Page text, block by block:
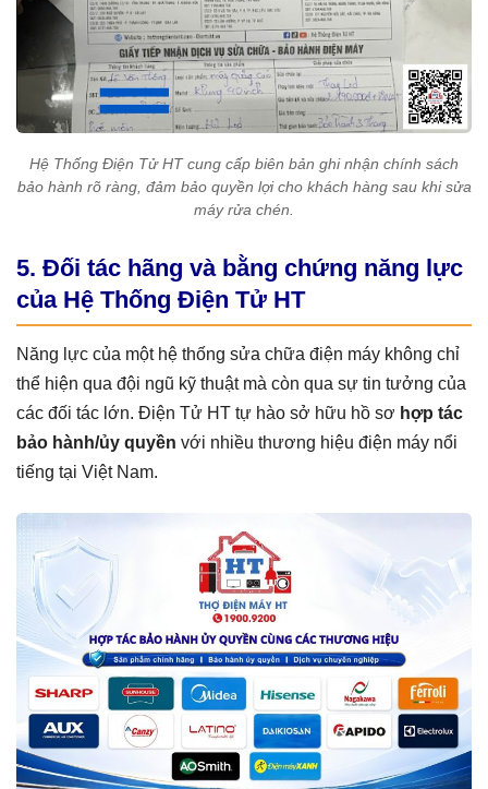
Hệ Thống Điện Tử HT cung cấp biên bản ghi nhận chính sách
bảo hành rõ ràng, đảm bảo quyền lợi cho khách hàng sau khi sửa
máy rửa chén.
5. Đối tác hãng và bằng chứng năng lực
của Hệ Thống Điện Tử HT
Năng lực của một hệ thống sửa chữa điện máy không chỉ
thể hiện qua đội ngũ kỹ thuật mà còn qua sự tin tưởng của
các đối tác lớn. Điện Tử HT tự hào sở hữu hồ sơ hợp tác
bảo hành/ủy quyền với nhiều thương hiệu điện máy nổi
tiếng tại Việt Nam.